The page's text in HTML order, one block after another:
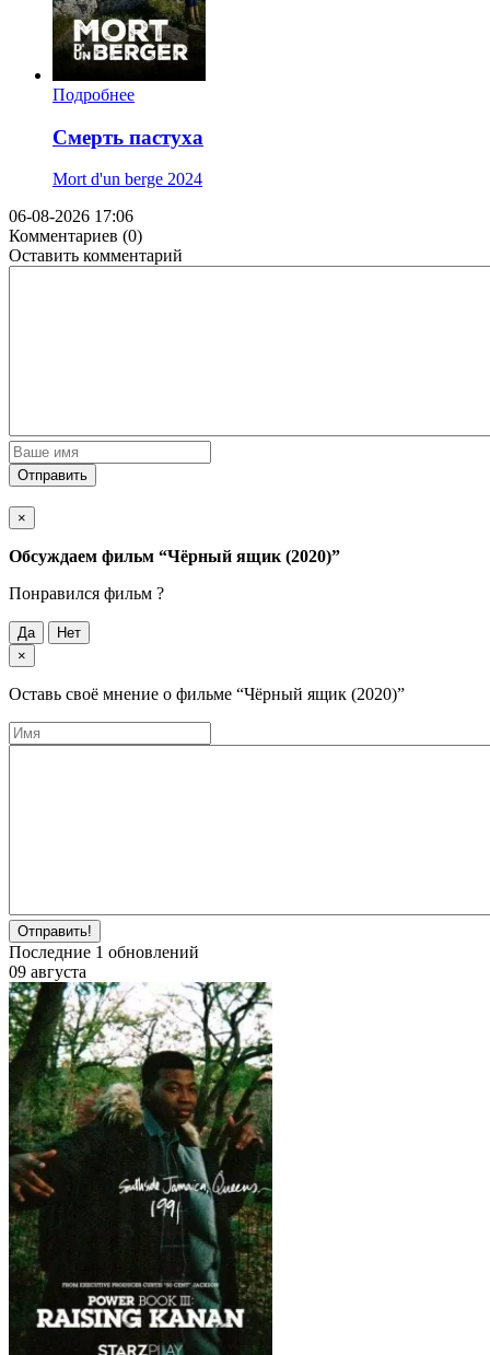
Подробнее
Смерть пастуха
Mort d'un berge 2024
06-08-2026 17:06
Комментариев (0)
Оставить комментарий
Отправить
×
Обсуждаем фильм “Чёрный ящик (2020)”
Понравился фильм ?
Да
Нет
×
Оставь своё мнение о фильме “Чёрный ящик (2020)”
Отправить!
Последние 1 обновлений
09 августа